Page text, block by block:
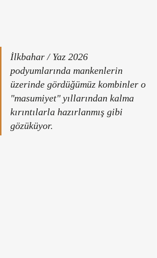
İlkbahar / Yaz 2026
podyumlarında mankenlerin
üzerinde gördüğümüz kombinler o
"masumiyet" yıllarından kalma
kırıntılarla hazırlanmış gibi
gözüküyor.